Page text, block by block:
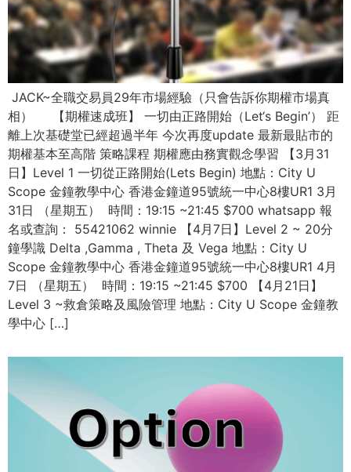
JACK~全職交易員29年市場經驗（只會告訴你期權市場真
相） 【期權速成班】 一切由正路開始（Let‘s Begin’） 距
離上次基礎堂已經超過半年 今次再度update 最新最貼市的
期權基本至高階 策略課程 期權應由務實觀念學習 【3月31
日】Level 1 一切從正路開始(Lets Begin) 地點：City U
Scope 金鐘教學中心 香港金鐘道95號統一中心8樓UR1 3月
31日 （星期五） 時間：19:15 ~21:45 $700 whatsapp 報
名或查詢： 55421062 winnie 【4月7日】Level 2 ~ 20分
鐘學識 Delta ,Gamma , Theta 及 Vega 地點：City U
Scope 金鐘教學中心 香港金鐘道95號統一中心8樓UR1 4月
7日 （星期五） 時間：19:15 ~21:45 $700 【4月21日】
Level 3 ~救倉策略及風險管理 地點：City U Scope 金鐘教
學中心 […]